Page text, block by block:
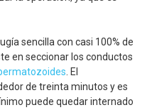
sencilla con casi 100% de
en seccionar los conductos
. El
de treinta minutos y es
puede quedar internado